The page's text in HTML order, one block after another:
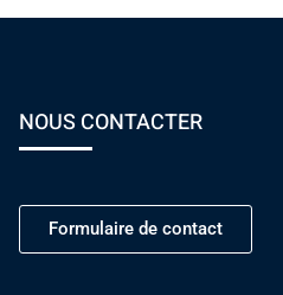
NOUS CONTACTER
Formulaire de contact